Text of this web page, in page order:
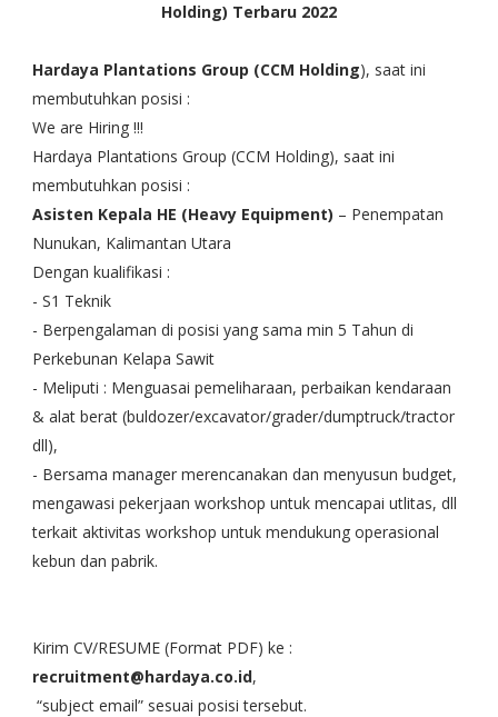
Holding) Terbaru 2022
Hardaya Plantations Group (CCM Holding), saat ini
membutuhkan posisi :
We are Hiring !!!
Hardaya Plantations Group (CCM Holding), saat ini
membutuhkan posisi :
Asisten Kepala HE (Heavy Equipment) – Penempatan
Nunukan, Kalimantan Utara
Dengan kualifikasi :
- S1 Teknik
- Berpengalaman di posisi yang sama min 5 Tahun di
Perkebunan Kelapa Sawit
- Meliputi : Menguasai pemeliharaan, perbaikan kendaraan
& alat berat (buldozer/excavator/grader/dumptruck/tractor
dll),
- Bersama manager merencanakan dan menyusun budget,
mengawasi pekerjaan workshop untuk mencapai utlitas, dll
terkait aktivitas workshop untuk mendukung operasional
kebun dan pabrik.
Kirim CV/RESUME (Format PDF) ke :
recruitment@hardaya.co.id,
“subject email” sesuai posisi tersebut.